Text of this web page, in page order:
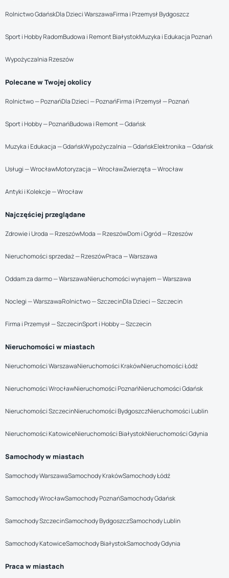
Rolnictwo GdańskDla Dzieci WarszawaFirma i Przemysł Bydgoszcz
Sport i Hobby RadomBudowa i Remont BiałystokMuzyka i Edukacja Poznań
Wypożyczalnia Rzeszów
Polecane w Twojej okolicy
Rolnictwo — PoznańDla Dzieci — PoznańFirma i Przemysł — Poznań
Sport i Hobby — PoznańBudowa i Remont — Gdańsk
Muzyka i Edukacja — GdańskWypożyczalnia — GdańskElektronika — Gdańsk
Usługi — WrocławMotoryzacja — WrocławZwierzęta — Wrocław
Antyki i Kolekcje — Wrocław
Najczęściej przeglądane
Zdrowie i Uroda — RzeszówModa — RzeszówDom i Ogród — Rzeszów
Nieruchomości sprzedaż — RzeszówPraca — Warszawa
Oddam za darmo — WarszawaNieruchomości wynajem — Warszawa
Noclegi — WarszawaRolnictwo — SzczecinDla Dzieci — Szczecin
Firma i Przemysł — SzczecinSport i Hobby — Szczecin
Nieruchomości w miastach
Nieruchomości WarszawaNieruchomości KrakówNieruchomości Łódź
Nieruchomości WrocławNieruchomości PoznańNieruchomości Gdańsk
Nieruchomości SzczecinNieruchomości BydgoszczNieruchomości Lublin
Nieruchomości KatowiceNieruchomości BiałystokNieruchomości Gdynia
Samochody w miastach
Samochody WarszawaSamochody KrakówSamochody Łódź
Samochody WrocławSamochody PoznańSamochody Gdańsk
Samochody SzczecinSamochody BydgoszczSamochody Lublin
Samochody KatowiceSamochody BiałystokSamochody Gdynia
Praca w miastach